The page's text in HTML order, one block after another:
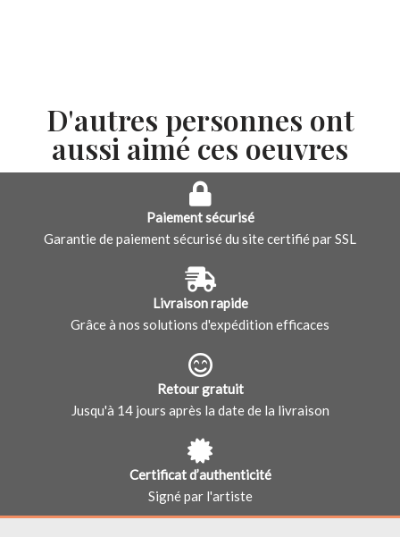
D'autres personnes ont
aussi aimé ces oeuvres
Paiement sécurisé
Garantie de paiement sécurisé du site certifié par SSL
Livraison rapide
Grâce à nos solutions d'expédition efficaces
Retour gratuit
Jusqu'à 14 jours après la date de la livraison
Certificat d’authenticité
Signé par l'artiste